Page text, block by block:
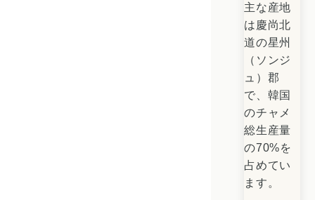
主な産地
は慶尚北
道の星州
（ソンジ
ュ）郡
で、韓国
のチャメ
総生産量
の70%を
占めてい
ます。